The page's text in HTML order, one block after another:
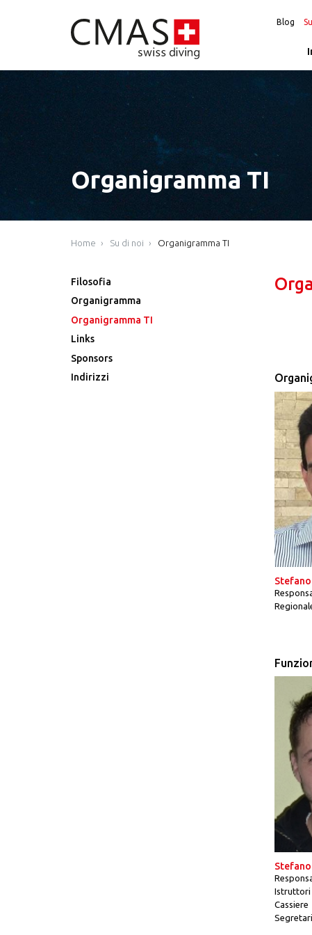
Blog
Organigramma TI
Home Su di noi Organigramma TI
Filosofia
Organigramma
Organigramma TI
Links
Sponsors
Indirizzi
Istruttori
Cassiere